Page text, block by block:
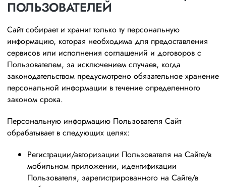
ПОЛЬЗОВАТЕЛЕЙ
Сайт собирает и хранит только ту персональную
информацию, которая необходима для предоставления
сервисов или исполнения соглашений и договоров с
Пользователем, за исключением случаев, когда
законодательством предусмотрено обязательное хранение
персональной информации в течение определенного
законом срока.
Персональную информацию Пользователя Сайт
обрабатывает в следующих целях:
Регистрации/авторизации Пользователя на Сайте/в
мобильном приложении, идентификации
Пользователя, зарегистрированного на Сайте/в